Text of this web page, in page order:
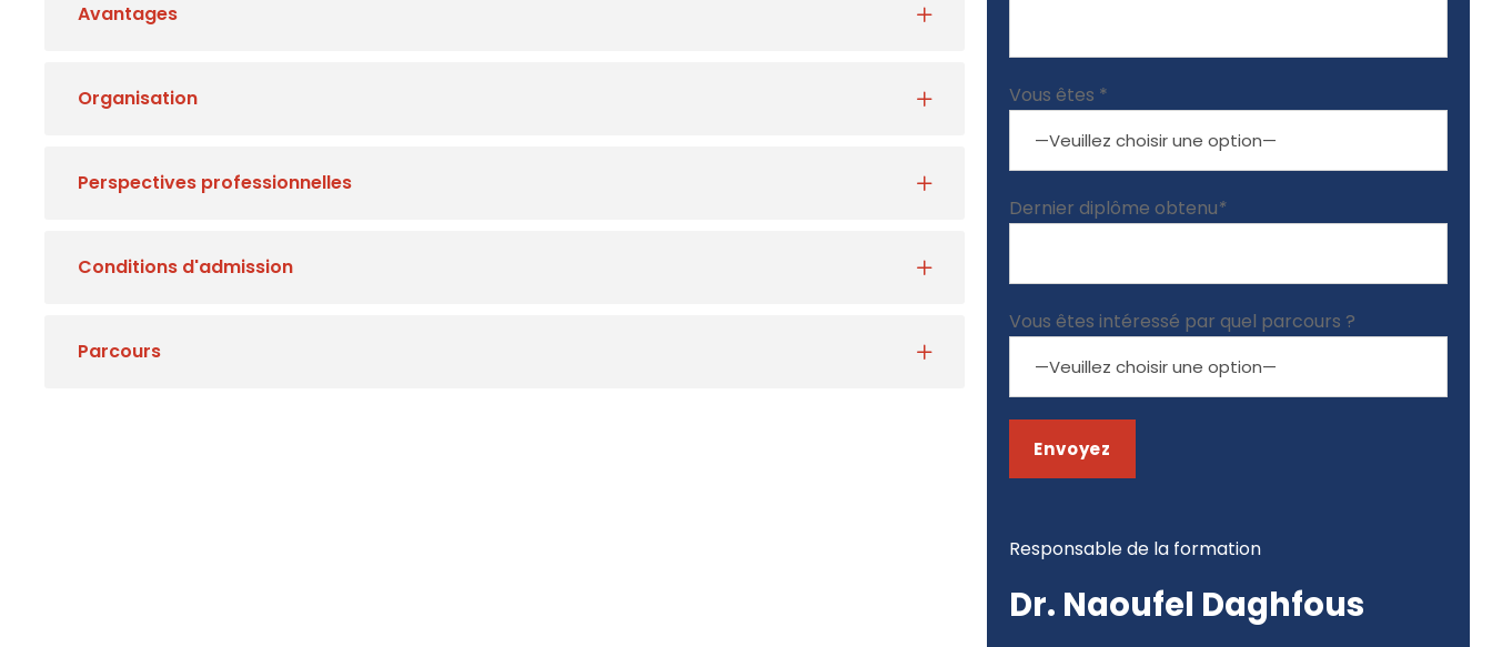
Avantages
Organisation
Perspectives professionnelles
Conditions d'admission
Parcours
Vous êtes *
Dernier diplôme obtenu*
Vous êtes intéressé par quel parcours ?
Responsable de la formation
Dr. Naoufel Daghfous